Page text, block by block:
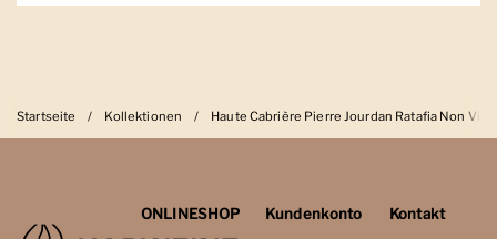
Startseite / Kollektionen / Haute Cabrière Pierre Jourdan Ratafia Non
ONLINESHOP
Kundenkonto
Kontakt